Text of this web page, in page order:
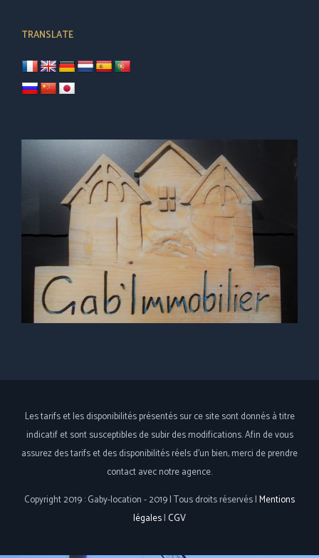
TRANSLATE
Les tarifs et les disponibilités présentés sur ce site sont donnés à titre
indicatif et sont susceptibles de subir des modifications. Afin de vous
assurez des tarifs et des disponibilités réels d'un bien, merci de prendre
contact avec notre agence.
Copyright 2019 : Gaby-location - 2019 | Tous droits réservés |Mentions
légales| CGV